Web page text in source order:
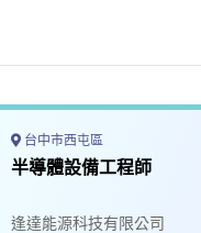
n
k
台中市西屯區
半導體設備工程師
逢達能源科技有限公司